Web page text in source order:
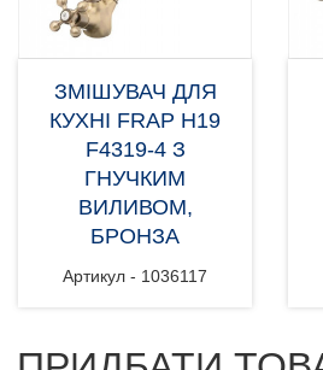
ЗМІШУВАЧ ДЛЯ
КУХНІ FRAP H19
F4319-4 З
ГНУЧКИМ
ВИЛИВОМ,
БРОНЗА
Артикул - 1036117